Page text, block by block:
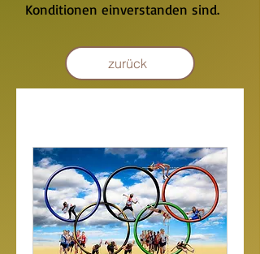
Konditionen einverstanden sind.
zurück